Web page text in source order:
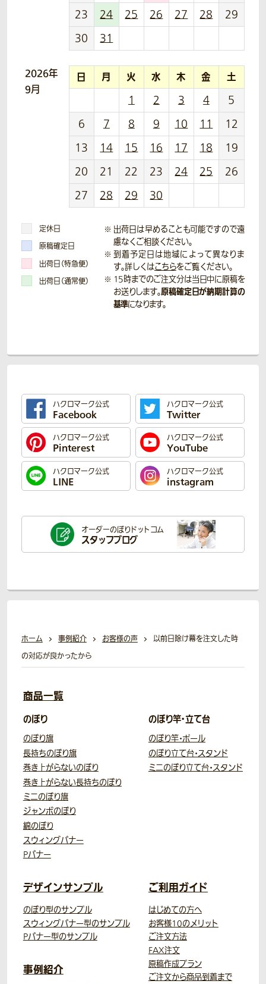
23 24 25 26 27 28
29
30
31
2026年
9月
日 月 火 水 木 金 土
1 2 3 4
5
6
7 8 9 10 11
12
13
14 15 16 17 18
19
20
21 22 23 24 25
26
27
28 29 30
定休日
原稿確定日
出荷日（特急便）
出荷日（通常便）
出荷日は早めることも可能ですので遠
慮なくご相談ください。
到着予定日は地域によって異なりま
す。詳しくはこちらをご覧ください。
15時までのご注文分は当日中に原稿を
お送りします。原稿確定日が納期計算の
基準になります。
ハクロマーク公式
Facebook
ハクロマーク公式
Twitter
ハクロマーク公式
Pinterest
ハクロマーク公式
YouTube
ハクロマーク公式
LINE
ハクロマーク公式
instagram
オーダーのぼりドットコム
スタッフブログ
ホーム 事例紹介 お客様の声
以前日除け幕を注文した時
の対応が良かったから
商品一覧
のぼり
のぼり旗
長持ちのぼり旗
巻き上がらないのぼり
巻き上がらない長持ちのぼり
ミニのぼり旗
ジャンボのぼり
綿のぼり
スウィングバナー
Pバナー
のぼり竿・立て台
のぼり竿・ポール
のぼり立て台・スタンド
ミニのぼり立て台・スタンド
デザインサンプル
のぼり型のサンプル
スウィングバナー型のサンプル
Pバナー型のサンプル
事例紹介
ご利用ガイド
はじめての方へ
お客様10のメリット
ご注文方法
FAX注文
原稿作成プラン
ご注文から商品到着まで